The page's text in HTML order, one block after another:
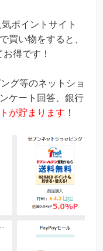
ポイントサイト
で買い物をすると、
得です！
グ等のネットショ
ケート回答、銀行
が貯まります ！